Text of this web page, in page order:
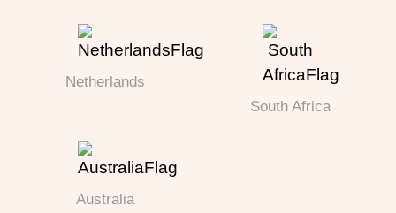
Netherlands
South Africa
Australia